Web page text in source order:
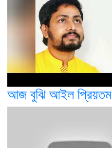
আজ বুঝি আইল প্রিয়তম